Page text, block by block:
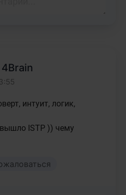
интуит, логик,
ISTP )) чему